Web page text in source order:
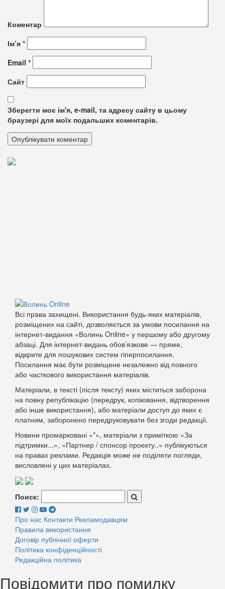
Коментар
Ім’я *
Email *
Сайт
Зберегти моє ім'я, e-mail, та адресу сайту в цьому
браузері для моїх подальших коментарів.
Всі права захищені. Використання будь-яких матеріалів,
розміщених на сайті, дозволяється за умови посилання на
інтернет-видання «Волинь Online» у першому або другому
абзаці. Для інтернет-видань обов’язкове — пряме,
відкрите для пошукових систем гіперпосилання.
Посилання має бути розміщене незалежно від повного
або часткового використання матеріалів.
Матеріали, в тексті (після тексту) яких міститься заборона
на повну републікацію (передрук, копіювання, відтворення
або інше використання), або матеріали доступ до яких є
платним, заборонено передруковувати без згоди редакції.
Новини промарковані «*», матеріали з приміткою «За
підтримки...», «Партнер / спонсор проекту..» публікуються
на правах реклами. Редакція може не поділяти погляди,
висловлені у цих матеріалах.
Поиск:
Про нас Контакти Рекламодавцям
Правила використання
Договір публічної оферти
Політика конфіденційності
Редакційна політика
Повідомити про помилку